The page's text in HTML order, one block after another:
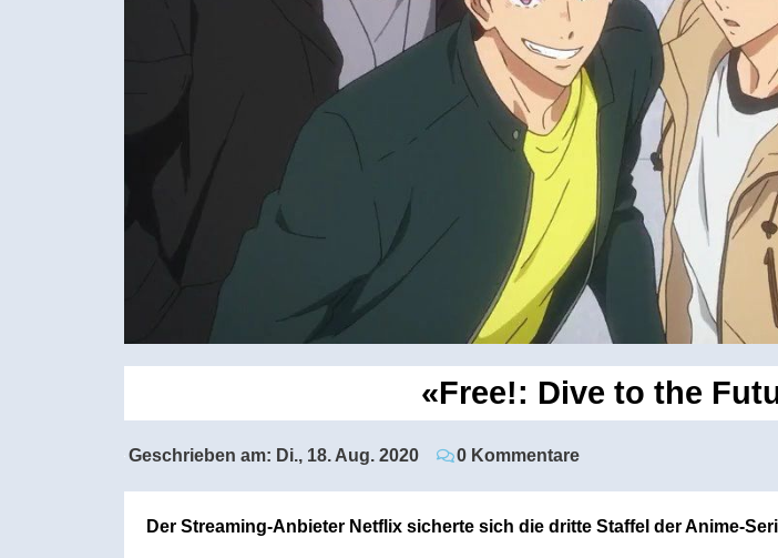
«Free!: Dive to the
Geschrieben am: Di., 18. Aug. 2020 0 Kommentare
Der Streaming-Anbieter Netflix sicherte sich die dritte Staffel der Anime-